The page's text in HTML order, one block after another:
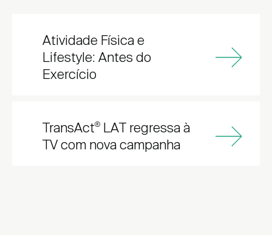
Atividade Física e
Lifestyle: Antes do
Exercício
TransAct® LAT regressa à
TV com nova campanha